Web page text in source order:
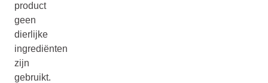
product
geen
dierlijke
ingrediënten
zijn
gebruikt.